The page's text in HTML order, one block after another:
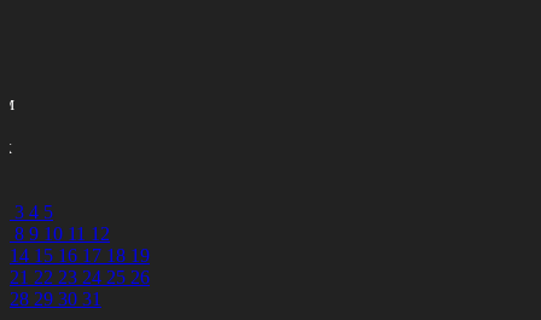
3 4 5
8 9 10 11 12
14 15 16 17 18 19
21 22 23 24 25 26
28 29 30 31